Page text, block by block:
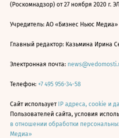
(Роскомнадзор) от 27 ноября 2020 г.
Учредитель: АО «Бизнес Ньюс Медиа»
Главный редактор: Казьмина Ирина
Электронная почта:
Телефон: +7 495 956-34-58
Сайт использует IP адреса, cookie и
Пользователей сайта, условия
в отношении обработки
Медиа»